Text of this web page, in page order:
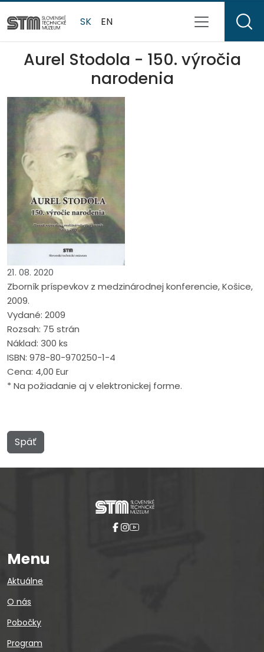
SK EN
Aurel Stodola - 150. výročia
narodenia
21. 08. 2020
Zborník príspevkov z medzinárodnej konferencie, Košice,
2009.
Vydané: 2009
Rozsah: 75 strán
Náklad: 300 ks
ISBN: 978-80-970250-1-4
Cena: 4,00 Eur
* Na požiadanie aj v elektronickej forme.
Späť
Menu
Aktuálne
O nás
Pobočky
Program